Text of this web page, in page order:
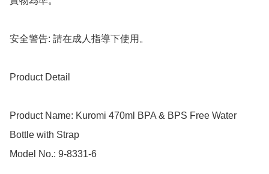
安全警告: 請在成人指導下使用。
Product Detail
Product Name: Kuromi 470ml BPA & BPS Free Water
Bottle with Strap
Model No.: 9-8331-6